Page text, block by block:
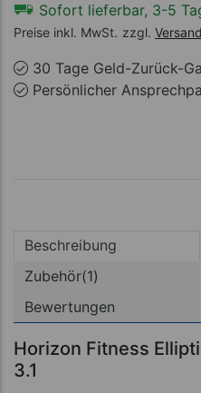
Sofort lieferbar, 3-5
Preise inkl. MwSt. zzgl.
30 Tage Geld-Zurück-
Persönlicher
Beschreibung
Zubehör(1)
Bewertungen
Horizon Fitness
3.1